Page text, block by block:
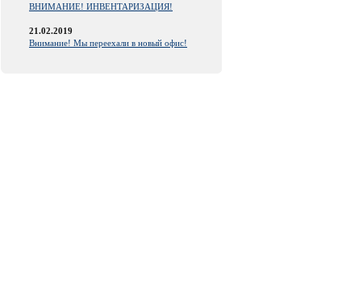
ВНИМАНИЕ! ИНВЕНТАРИЗАЦИЯ!
21.02.2019
Внимание! Мы переехали в новый офис!